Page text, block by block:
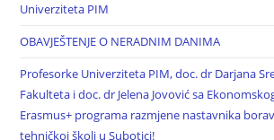
Univerziteta PIM
OBAVJEŠTENJE O NERADNIM DANIMA
Profesorke Univerziteta PIM, doc. dr Darjana
Fakulteta i doc. dr Jelena Jovović sa
Erasmus+ programa razmjene nastavnika
tehničkoj školi u Subotici!